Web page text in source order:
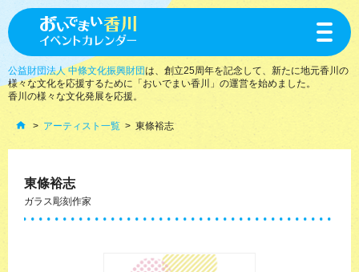
toggle
公益財団法人 中條文化振興財団は、創立25周年を記念して、新たに地元香川の
様々な文化を応援するために「おいでまい香川」の運営を始めました。
香川の様々な文化発展を応援。
アーティスト一覧 東條裕志
東條裕志
ガラス彫刻作家